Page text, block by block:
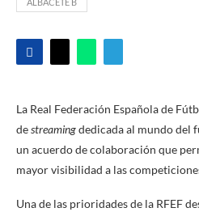
La Real Federación Española de
destreamingdedicada al mundo del
un acuerdo de colaboración que
mayor visibilidad a las
Una de las prioridades de la RFEF